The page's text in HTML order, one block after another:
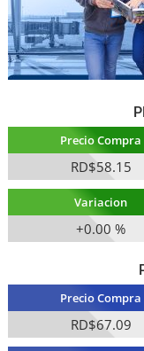
Precio Compra
RD$58.15
Variacion
+0.00 %
Precio Compra
RD$67.09